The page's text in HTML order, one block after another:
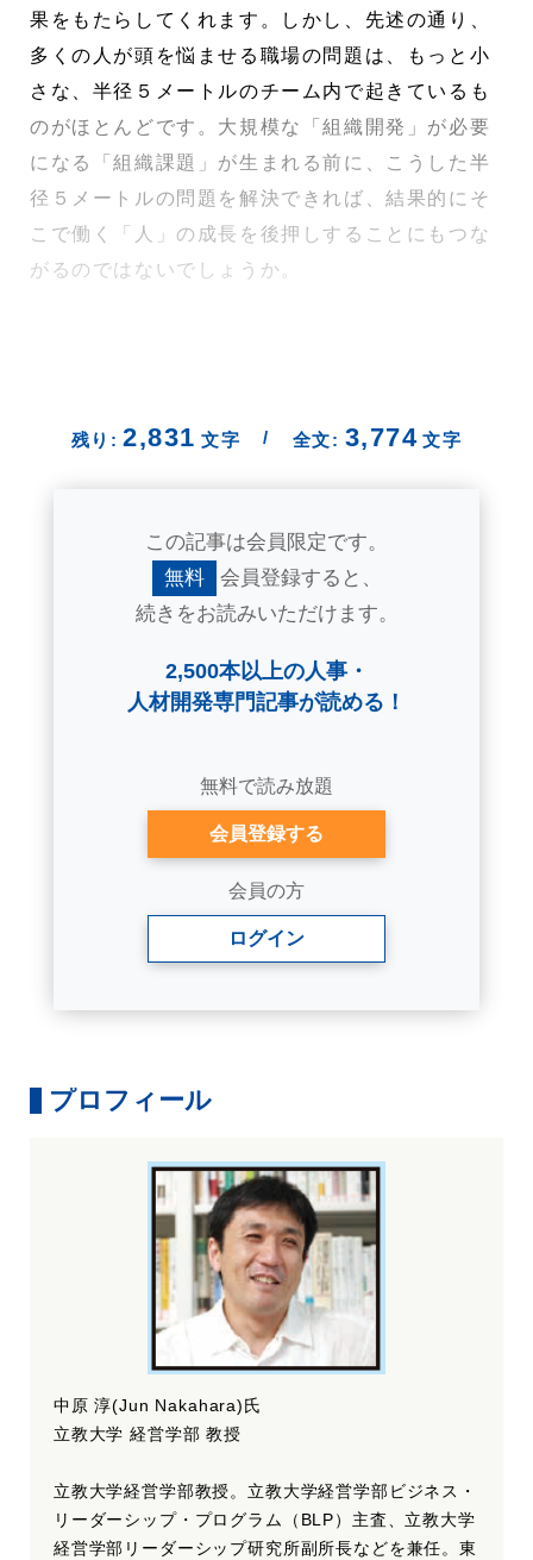
果をもたらしてくれます。しかし、先述の通り、
多くの人が頭を悩ませる職場の問題は、もっと小
さな、半径５メートルのチーム内で起きているも
のがほとんどです。大規模な「組織開発」が必要
になる「組織課題」が生まれる前に、こうした半
径５メートルの問題を解決できれば、結果的にそ
こで働く「人」の成長を後押しすることにもつな
がるのではないでしょうか。
残り: 2,831 文字 / 全文: 3,774 文字
この記事は会員限定です。
無料
会員登録すると、
続きをお読みいただけます。
2,500本以上の人事・
人材開発専門記事が読める！
無料で読み放題
会員登録する
会員の方
ログイン
プロフィール
中原 淳(Jun Nakahara)氏
立教大学 経営学部 教授
立教大学経営学部教授。立教大学経営学部ビジネス・
リーダーシップ・プログラム（BLP）主査、立教大学
経営学部リーダーシップ研究所副所長などを兼任。東